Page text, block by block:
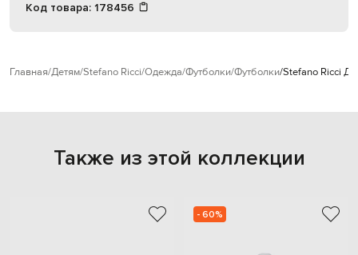
Код товара: 178456
Главная Детям Stefano Ricci Одежда Футболки Футболки Stefano Ricci
Также из этой коллекции
- 60%